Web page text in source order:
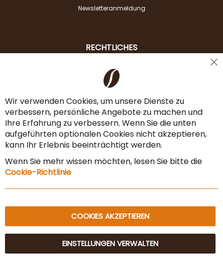
Newsletteranmeldung
RECHTLICHES
Liefer- & Versandkosten
AGB & Widerrufsrecht
Vertrag widerrufen
Impressum
Datenschutz & Sicherheit
© 2025 Beans Kaffeehandel OG. Alle Rechte vorbehalten.
Wir verwenden Cookies, um unsere Dienste zu
verbessern, persönliche Angebote zu machen und
Ihre Erfahrung zu verbessern. Wenn Sie die unten
aufgeführten optionalen Cookies nicht akzeptieren,
kann Ihr Erlebnis beeinträchtigt werden.
Wenn Sie mehr wissen möchten, lesen Sie bitte die
Cookie-Richtlinie
COOKIES AKZEPTIEREN
EINSTELLUNGEN VERWALTEN